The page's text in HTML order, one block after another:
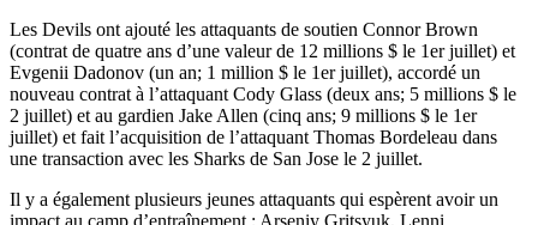
Les Devils ont ajouté les attaquants de soutien Connor Brown
(contrat de quatre ans d’une valeur de 12 millions $ le 1er juillet) et
Evgenii Dadonov (un an; 1 million $ le 1er juillet), accordé un
nouveau contrat à l’attaquant Cody Glass (deux ans; 5 millions $ le
2 juillet) et au gardien Jake Allen (cinq ans; 9 millions $ le 1er
juillet) et fait l’acquisition de l’attaquant Thomas Bordeleau dans
une transaction avec les Sharks de San Jose le 2 juillet.
Il y a également plusieurs jeunes attaquants qui espèrent avoir un
impact au camp d’entraînement : Arseniy Gritsyuk, Lenni